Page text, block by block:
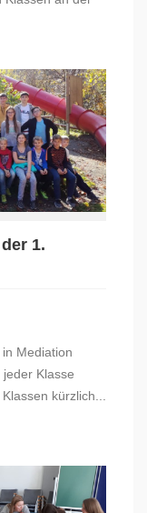
1.
Mediation
Klasse
kürzlich...